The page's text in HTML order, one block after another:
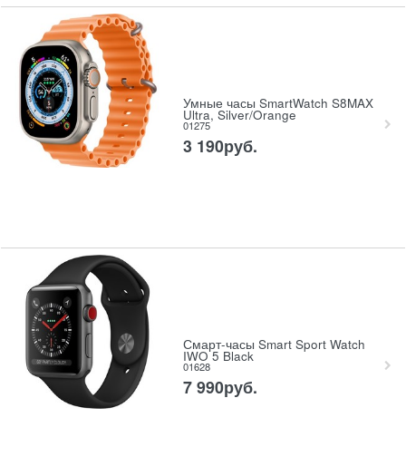
Умные часы SmartWatch S8MAX
Ultra, Silver/Orange
01275
3 190руб.
Смарт-часы Smart Sport Watch
IWO 5 Black
01628
7 990руб.